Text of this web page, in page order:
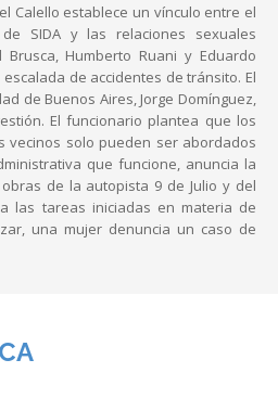
Calello establece un vínculo entre el
SIDA y las relaciones sexuales
Brusca, Humberto Ruani y Eduardo
de accidentes de tránsito. El
de Buenos Aires, Jorge Domínguez,
El funcionario plantea que los
vecinos solo pueden ser abordados
que funcione, anuncia la
de la autopista 9 de Julio y del
las tareas iniciadas en materia de
una mujer denuncia un caso de